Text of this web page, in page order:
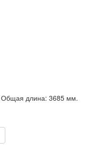
Общая длина: 3685 мм.